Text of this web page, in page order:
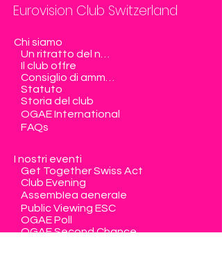
Eurovision Club Switzerland
Chi siamo
Il club offre
Statuto
Storia del club
OGAE International
FAQs
I nostri eventi
Get Together Swiss Act
Club Evening
Assemblea generale
Public Viewing ESC
OGAE Poll
OGAE Second Chance